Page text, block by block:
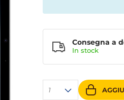
1
Consegna a
In stock